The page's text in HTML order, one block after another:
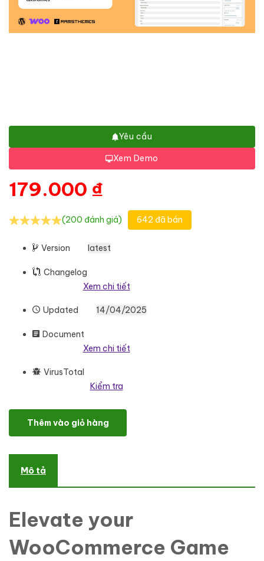
Yêu cầu
Xem Demo
179.000 ₫
(200 đánh giá) 642 đã bán
Version latest
Changelog
Xem chi tiết
Updated 14/04/2025
Document
Xem chi tiết
VirusTotal
Kiểm tra
KINGUINEX - WooCommerce Plugin to get Game Data
Thêm vào giỏ hàng
Mô tả
Elevate your
WooCommerce Game